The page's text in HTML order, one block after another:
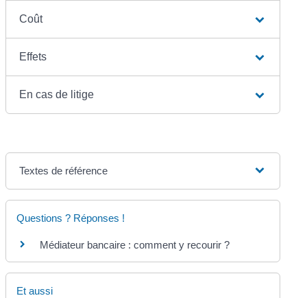
Coût
Effets
En cas de litige
Textes de référence
Questions ? Réponses !
Médiateur bancaire : comment y recourir ?
Et aussi